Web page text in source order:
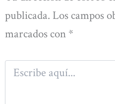
publicada. Los campos
marcados con *
Escribe
aquí...